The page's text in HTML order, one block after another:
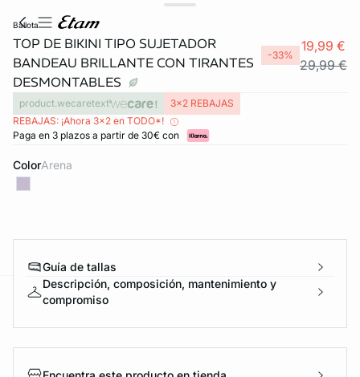
ballota
TOP DE BIKINI TIPO SUJETADOR
BANDEAU BRILLANTE CON TIRANTES
DESMONTABLES
-33%
19,99 €
29,99 €
product.wecaretext
3x2 REBAJAS
REBAJAS: ¡Ahora 3x2 en TODO*!
Paga en 3 plazos a partir de 30€ con
Color arena
Guía de tallas
Descripción, composición, mantenimiento y
compromiso